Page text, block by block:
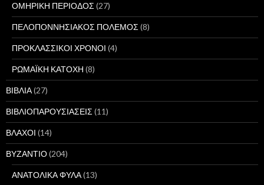
ΟΜΗΡΙΚΗ ΠΕΡΙΟΔΟΣ (27)
ΠΕΛΟΠΟΝΝΗΣΙΑΚΟΣ ΠΟΛΕΜΟΣ (8)
ΠΡΟΚΛΑΣΣΙΚΟΙ ΧΡΟΝΟΙ (4)
ΡΩΜΑΪΚΗ ΚΑΤΟΧΗ (8)
ΒΙΒΛΙΑ(27)
ΒΙΒΛΙΟΠΑΡΟΥΣΙΑΣΕΙΣ (11)
ΒΛΑΧΟΙ (14)
ΒΥΖΑΝΤΙΟ(204)
ΑΝΑΤΟΛΙΚΑ ΦΥΛΑ(13)